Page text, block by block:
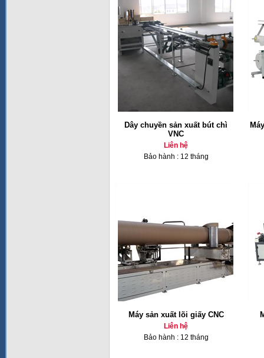
Dây chuyền sản xuất bút chì
VNC
Liên hệ
Bảo hành : 12 tháng
Máy sản xuất lõi giấy CNC
Liên hệ
Bảo hành : 12 tháng